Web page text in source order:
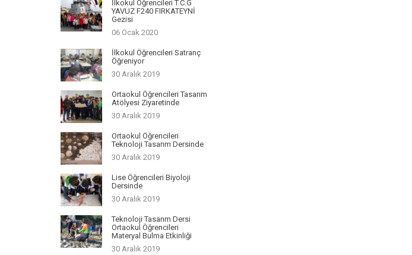
İlkokul Öğrencileri T.C.G
YAVUZ F240 FIRKATEYNİ
Gezisi
06 Ocak 2020
İlkokul Öğrencileri Satranç
Öğreniyor
30 Aralık 2019
Ortaokul Öğrencileri Tasarım
Atölyesi Ziyaretinde
30 Aralık 2019
Ortaokul Öğrencileri
Teknoloji Tasarım Dersinde
30 Aralık 2019
Lise Öğrencileri Biyoloji
Dersinde
30 Aralık 2019
Teknoloji Tasarım Dersi
Ortaokul Öğrencileri
Materyal Bulma Etkinliği
30 Aralık 2019